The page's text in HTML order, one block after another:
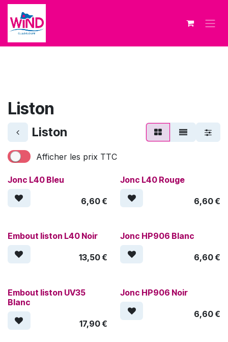
Se rendre au contenu
Liston
Liston
Afficher les prix TTC
Jonc L40 Bleu
6,60€
Jonc L40 Rouge
6,60€
Embout liston L40 Noir
13,50€
Jonc HP906 Blanc
6,60€
Embout liston UV35
Blanc
17,90€
Jonc HP906 Noir
6,60€